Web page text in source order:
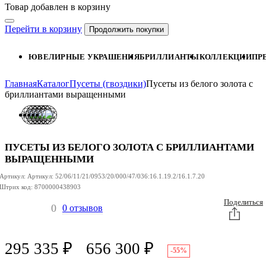
Товар добавлен в корзину
Перейти в корзину Продолжить покупки
ЮВЕЛИРНЫЕ УКРАШЕНИЯБРИЛЛИАНТЫКОЛЛЕКЦИИ
ГлавнаяКаталогПусеты (гвоздики)Пусеты из белого золота с
бриллиантами выращенными
ПУСЕТЫ ИЗ БЕЛОГО ЗОЛОТА С БРИЛЛИАНТАМИ
ВЫРАЩЕННЫМИ
Артикул: Артикул: 52/06/11/21/0953/20/000/47/036:16.1.19.2/16.1.7.20
Штрих код: 8700000438903
0 0 отзывов
Поделиться
295 335 ₽ 656 300 ₽ -55%